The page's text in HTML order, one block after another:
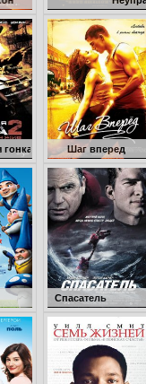
жив
Шаг вперед
Гномео и Джульетта 3D